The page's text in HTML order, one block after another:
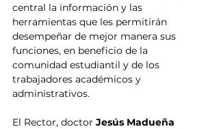
central la información y las
herramientas que les permitirán
desempeñar de mejor manera sus
funciones, en beneficio de la
comunidad estudiantil y de los
trabajadores académicos y
administrativos.
El Rector, doctor Jesús Madueña